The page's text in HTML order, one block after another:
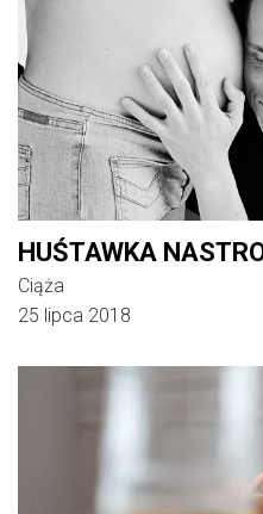
HUŚTAWKA
Ciąża
25 lipca 2018